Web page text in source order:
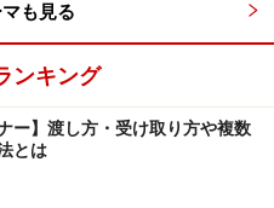
、たとえ相手が気心の知れ
はビジネスマナーの基本で
も見る
ンキング
ー】渡し方・受け取り方や複数
とは